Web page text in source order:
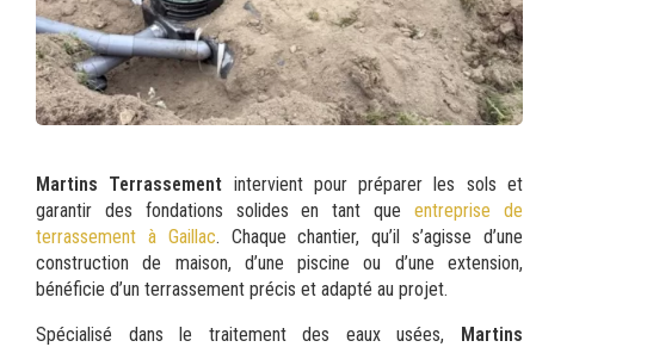
Martins Terrassement intervient pour préparer les sols et
garantir des fondations solides en tant queentreprise de
terrassement à Gaillac. Chaque chantier, qu’il s’agisse d’une
construction de maison, d’une piscine ou d’une extension,
bénéficie d’un terrassement précis et adapté au projet.
Spécialisé dans le traitement des eaux usées, Martins